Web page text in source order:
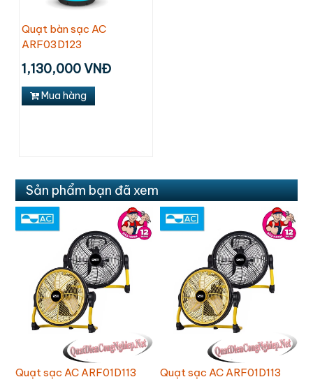
Quạt bàn sạc AC
ARF03D123
1,130,000 VNĐ
Mua hàng
Sản phẩm bạn đã xem
Quạt sạc AC ARF01D113 Quạt sạc AC ARF01D113